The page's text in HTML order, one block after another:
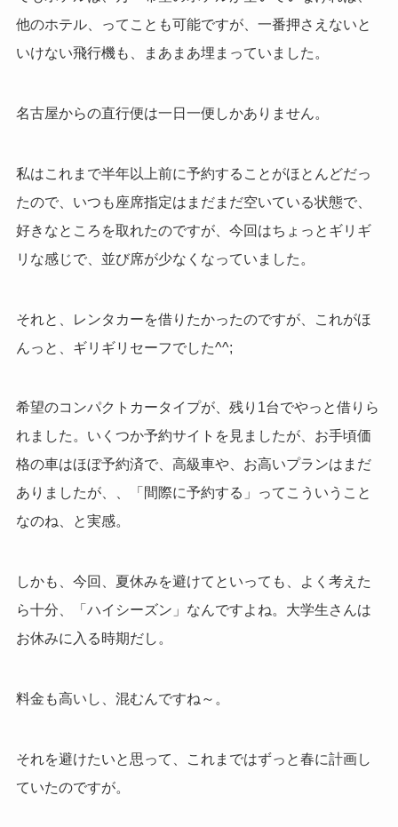
他のホテル、ってことも可能ですが、一番押さえないと
いけない飛行機も、まあまあ埋まっていました。
名古屋からの直行便は一日一便しかありません。
私はこれまで半年以上前に予約することがほとんどだっ
たので、いつも座席指定はまだまだ空いている状態で、
好きなところを取れたのですが、今回はちょっとギリギ
リな感じで、並び席が少なくなっていました。
それと、レンタカーを借りたかったのですが、これがほ
んっと、ギリギリセーフでした^^;
希望のコンパクトカータイプが、残り1台でやっと借りら
れました。いくつか予約サイトを見ましたが、お手頃価
格の車はほぼ予約済で、高級車や、お高いプランはまだ
ありましたが、、「間際に予約する」ってこういうこと
なのね、と実感。
しかも、今回、夏休みを避けてといっても、よく考えた
ら十分、「 ハイシーズン 」なんですよね。大学生さんは
お休みに入る時期だし。
料金も高いし、混むんですね～。
それを避けたいと思って、これまではずっと春に計画し
ていたのですが。